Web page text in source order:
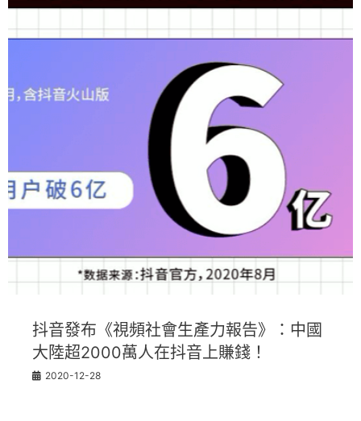
抖音發布《視頻社會生產力報告》：中國
大陸超2000萬人在抖音上賺錢！
2020-12-28